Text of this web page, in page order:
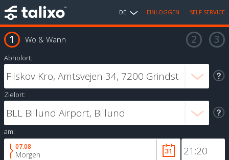
DE EINLOGGEN SELF SERVICE
Wo & Wann
Abholort:
Zielort:
am:
07.08
Morgen